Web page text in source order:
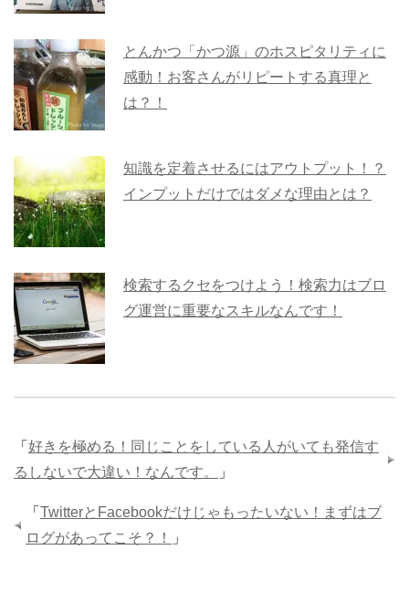
とんかつ「かつ源」のホスピタリティに
感動！お客さんがリピートする真理と
は？！
知識を定着させるにはアウトプット！？
インプットだけではダメな理由とは？
検索するクセをつけよう！検索力はブロ
グ運営に重要なスキルなんです！
「 好きを極める！同じことをしている人がいても発信す
るしないで大違い！なんです。
」
「 TwitterとFacebookだけじゃもったいない！まずはブ
ログがあってこそ？！
」